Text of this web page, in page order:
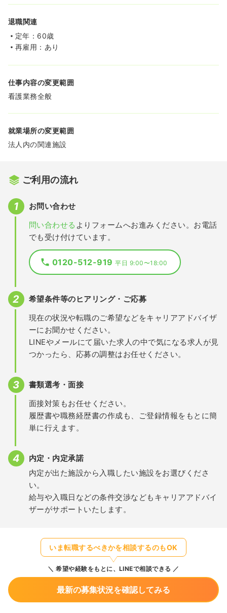
退職関連
定年：60歳
再雇用：あり
仕事内容の変更範囲
看護業務全般
就業場所の変更範囲
法人内の関連施設
ご利用の流れ
お問い合わせ
問い合わせる よりフォームへお進みください。お電話
でも受け付けています。
0120-512-919平日 9:00〜18:00
希望条件等のヒアリング・ご応募
現在の状況や転職のご希望などをキャリアアドバイザ
ーにお聞かせください。
LINEやメールにて届いた求人の中で気になる求人が見
つかったら、応募の調整はお任せください。
書類選考・面接
面接対策もお任せください。
履歴書や職務経歴書の作成も、ご登録情報をもとに簡
単に行えます。
内定・内定承諾
内定が出た施設から入職したい施設をお選びくださ
い。
給与や入職日などの条件交渉などもキャリアアドバイ
ザーがサポートいたします。
いま転職するべきかを相談するのもOK
希望や経験をもとに、LINEで相談できる
最新の募集状況を確認してみる